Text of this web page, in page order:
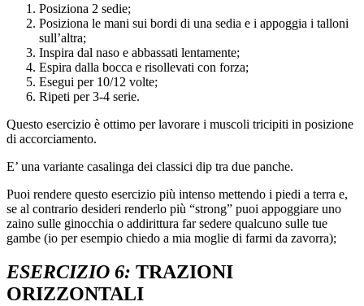
Posiziona 2 sedie;
Posiziona le mani sui bordi di una sedia e i appoggia i talloni
sull’altra;
Inspira dal naso e abbassati lentamente;
Espira dalla bocca e risollevati con forza;
Esegui per 10/12 volte;
Ripeti per 3-4 serie.
Questo esercizio è ottimo per lavorare i muscoli tricipiti in posizione
di accorciamento.
E’ una variante casalinga dei classici dip tra due panche.
Puoi rendere questo esercizio più intenso mettendo i piedi a terra e,
se al contrario desideri renderlo più “strong” puoi appoggiare uno
zaino sulle ginocchia o addirittura far sedere qualcuno sulle tue
gambe (io per esempio chiedo a mia moglie di farmi da zavorra);
ESERCIZIO 6: TRAZIONI
ORIZZONTALI